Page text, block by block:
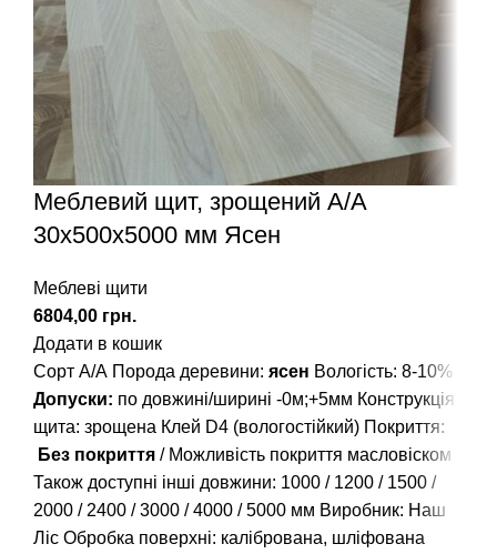
Меблевий щит, зрощений A/А
30х500х5000 мм Ясен
Меблеві щити
грн.
Додати в кошик
Сорт А/А Порода деревини: ясен Вологість: 8-10%
Допуски: по довжині/ширині -0м;+5мм Конструкція
щита: зрощена Клей D4 (вологостійкий) Покриття:
Без покриття / Можливість покриття масловіском
Також доступні інші довжини: 1000 / 1200 / 1500 /
2000 / 2400 /3000 /4000 /5000 мм Виробник: Наш
Ліс Обробка поверхні: калібрована, шліфована